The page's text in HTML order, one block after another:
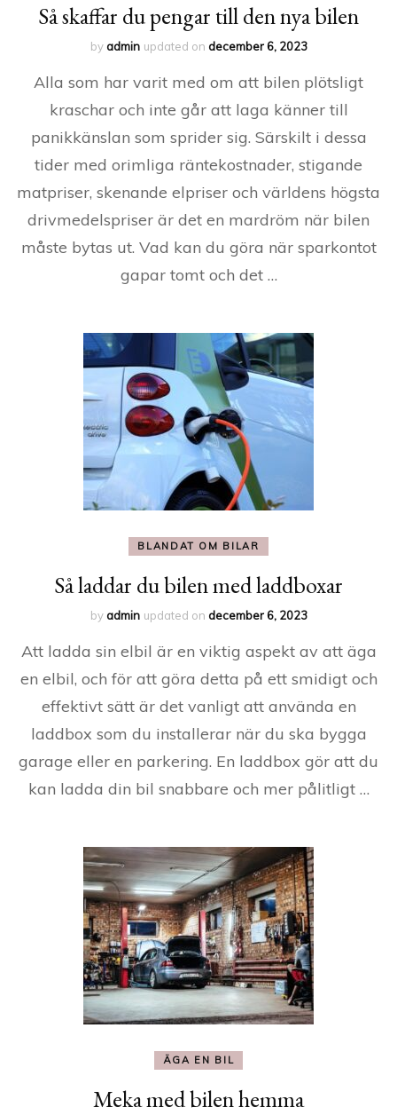
Så skaffar du pengar till den nya bilen
byadmin updated on december 6, 2023
Alla som har varit med om att bilen plötsligt
kraschar och inte går att laga känner till
panikkänslan som sprider sig. Särskilt i dessa
tider med orimliga räntekostnader, stigande
matpriser, skenande elpriser och världens högsta
drivmedelspriser är det en mardröm när bilen
måste bytas ut. Vad kan du göra när sparkontot
gapar tomt och det …
BLANDAT OM BILAR
Så laddar du bilen med laddboxar
byadmin updated on december 6, 2023
Att ladda sin elbil är en viktig aspekt av att äga
en elbil, och för att göra detta på ett smidigt och
effektivt sätt är det vanligt att använda en
laddbox som du installerar när du ska bygga
garage eller en parkering. En laddbox gör att du
kan ladda din bil snabbare och mer pålitligt …
ÄGA EN BIL
Meka med bilen hemma